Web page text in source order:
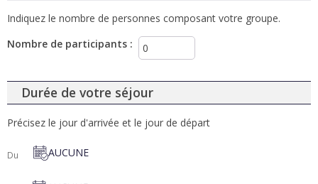
Indiquez le nombre de personnes composant votre groupe.
Nombre de participants :
Durée de votre séjour
Précisez le jour d'arrivée et le jour de départ
Du AUCUNE